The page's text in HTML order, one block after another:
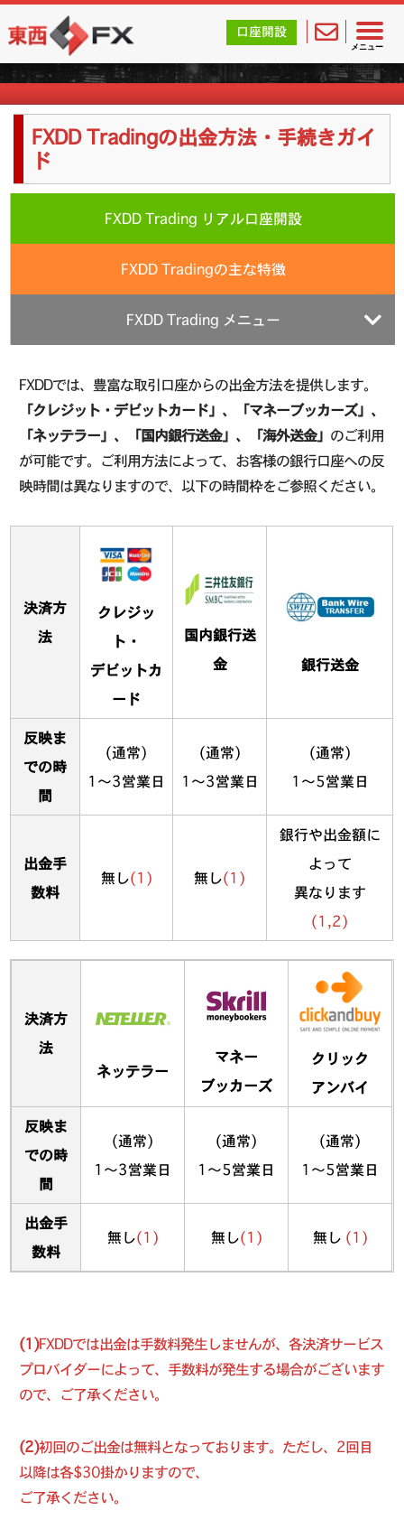
メニュー
東西FX｜海外FX会社（ブローカー）の無料口座開設サポ
口座開設
海外FX業者詳細
FXDD Tradingの出金方法・手続きガイ
ド
FXDD Trading リアル口座開設
FXDD Tradingの主な特徴
FXDD Trading メニュー
FXDDでは、豊富な取引口座からの出金方法を提供します。
「クレジット・デビットカード」、「マネーブッカーズ」、
「ネッテラー」、「国内銀行送金」、「海外送金」 のご利用
が可能です。ご利用方法によって、お客様の銀行口座への反
映時間は異なりますので、以下の時間枠をご参照ください。
決済方
法
クレジッ
ト・
デビットカ
ード
国内銀行送
金
銀行送金
反映ま
での時
間
(通常)
1～3営業日
(通常)
1～3営業日
(通常)
1～5営業日
出金手
数料
無し(1) 無し(1)
銀行や出金額に
よって
異なります
(1,2)
決済方
法
ネッテラー
マネー
ブッカーズ
クリック
アンバイ
反映ま
での時
間
(通常)
1～3営業日
(通常)
1～5営業日
(通常)
1～5営業日
出金手
数料
無し(1) 無し(1) 無し (1)
(1)FXDDでは出金は手数料発生しませんが、各決済サービス
プロバイダーによって、手数料が発生する場合がございます
ので、ご了承ください。
(2)初回のご出金は無料となっております。ただし、2回目
以降は各$30掛かりますので、
ご了承ください。